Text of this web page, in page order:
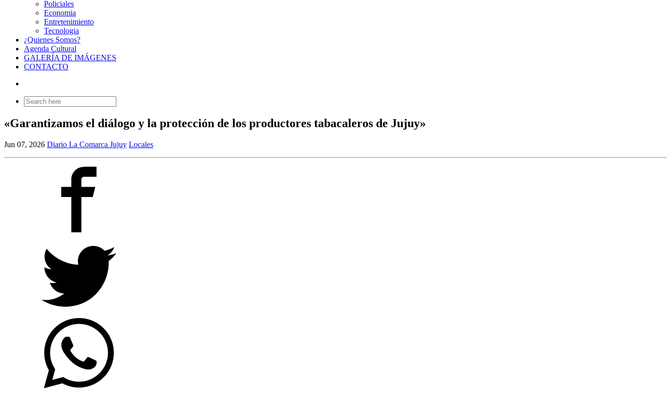
Policiales
Economia
Entretenimiento
Tecnologia
¿Quienes Somos?
Agenda Cultural
GALERÍA DE IMÁGENES
CONTACTO
Search
for:
«Garantizamos el diálogo y la protección de los productores tabacaleros de Jujuy»
Jun 07, 2026 Diario La Comarca Jujuy Locales